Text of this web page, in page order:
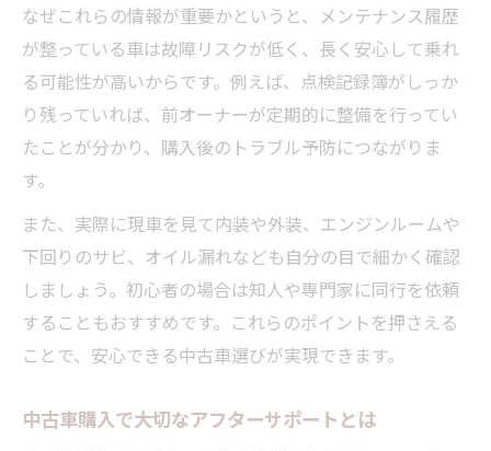
なぜこれらの情報が重要かというと、メンテナンス履歴
が整っている車は故障リスクが低く、長く安心して乗れ
る可能性が高いからです。例えば、点検記録簿がしっか
り残っていれば、前オーナーが定期的に整備を行ってい
たことが分かり、購入後のトラブル予防につながりま
す。
また、実際に現車を見て内装や外装、エンジンルームや
下回りのサビ、オイル漏れなども自分の目で細かく確認
しましょう。初心者の場合は知人や専門家に同行を依頼
することもおすすめです。これらのポイントを押さえる
ことで、安心できる中古車選びが実現できます。
中古車購入で大切なアフターサポートとは